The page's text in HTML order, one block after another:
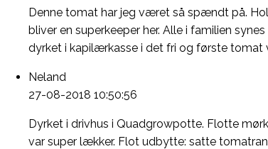
Denne tomat har jeg været så spændt på.
bliver en superkeeper her. Alle i familien
dyrket i kapilærkasse i det fri og første tomat
Neland
27-08-2018 10:50:56
Dyrket i drivhus i Quadgrowpotte. Flotte
var super lækker. Flot udbytte: satte